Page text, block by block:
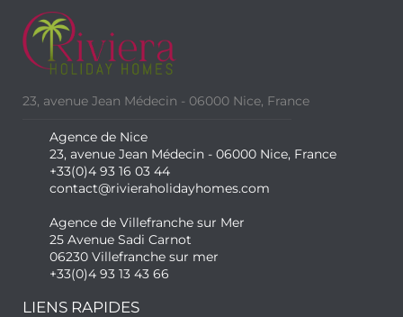
23, avenue Jean Médecin - 06000 Nice, France
Agence de Nice
23, avenue Jean Médecin - 06000 Nice, France
+33(0)4 93 16 03 44
contact@rivieraholidayhomes.com
Agence de Villefranche sur Mer
25 Avenue Sadi Carnot
06230 Villefranche sur mer
+33(0)4 93 13 43 66
LIENS RAPIDES